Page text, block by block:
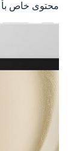
محتوى خاص